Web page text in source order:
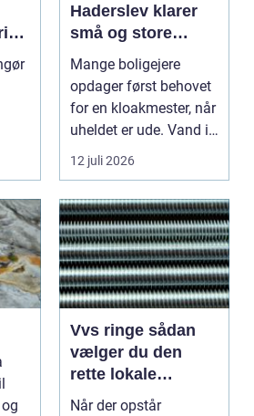
et
Haderslev klarer
små og store
akutte opgaver
Mange boligejere
opdager først behovet
for en kloakmester, når
uheldet er ude. Vand i
k...
12 juli 2026
Vvs ringe sådan
vælger du den
rette lokale
installatør
Når der opstår